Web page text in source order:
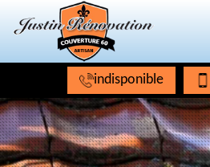
indisponible